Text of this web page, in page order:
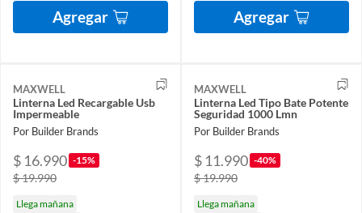
Agregar Agregar
MAXWELL
Linterna Led Recargable Usb
Impermeable
Por Builder Brands
$ 16.990 -15%
$ 19.990
Llega mañana
MAXWELL
Linterna Led Tipo Bate Potente
Seguridad 1000 Lmn
Por Builder Brands
$ 11.990 -40%
$ 19.990
Llega mañana